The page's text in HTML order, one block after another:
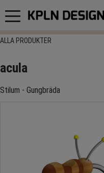
Meny
ALLA PRODUKTER
acula
Stilum - Gungbräda